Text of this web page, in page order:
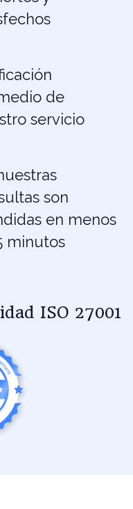
de
servicio
son
en menos
minutos
ISO 27001